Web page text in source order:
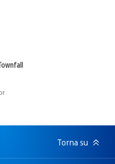
Torna su